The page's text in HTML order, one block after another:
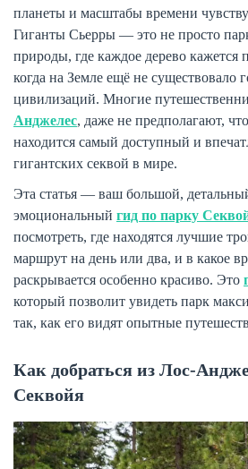
планеты и масштабы времени
Гиганты Сьерры — это не просто
природы, где каждое дерево кажется
когда на Земле ещё не существовало
цивилизаций. Многие
Анджелес, даже не предполагают,
находится самый доступный и
гигантских секвой в мире.
Эта статья — ваш большой,
эмоциональный гид по парку
посмотреть, где находятся лучшие
маршрут на день или два, и в какое
раскрывается особенно красиво. Это
который позволит увидеть парк
так, как его видят опытные
Как добраться из Лос-
Секвойя